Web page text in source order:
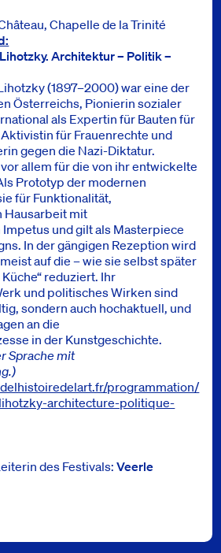
Chapelle de la Trinité
Architektur – Politik –
(1897–2000) war eine der
Österreichs, Pionierin sozialer
als Expertin für Bauten für
für Frauenrechte und
gegen die Nazi-Diktatur.
allem für die von ihr entwickelte
Prototyp der modernen
für Funktionalität,
Hausarbeit mit
und gilt als Masterpiece
In der gängigen Rezeption wird
auf die – wie sie selbst später
reduziert. Ihr
und politisches Wirken sind
sondern auch hochaktuell, und
an die
in der Kunstgeschichte.
Sprache mit
programmation/
architecture-politique-
des Festivals:Veerle